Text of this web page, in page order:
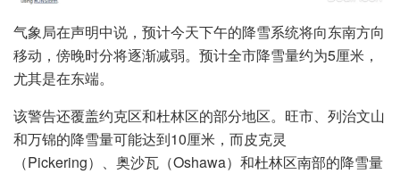
气象局在声明中说，预计今天下午的降雪系统将向东南方向
移动，傍晚时分将逐渐减弱。预计全市降雪量约为5厘米，
尤其是在东端。
该警告还覆盖约克区和杜林区的部分地区。旺市、列治文山
和万锦的降雪量可能达到10厘米，而皮克灵
（Pickering）、奥沙瓦（Oshawa）和杜林区南部的降雪量